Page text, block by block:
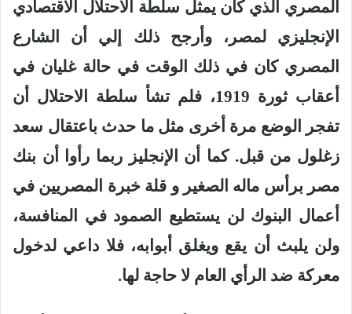
المصري الذي كان يمثل سلطة الاحتلال الاقتصادي
الإنجليزي لمصر، وأرجح ذلك إلي أن الشارع
المصري كان في ذلك الوقت في حالة غليان في
أعقاب ثورة 1919، فلم تشأ سلطة الاحتلال أن
تفجر الوضع مرة أخرى مثل ما حدث باعتقال سعد
زغلول من قبل. كما أن الإنجليز ربما رأوا أن بنك
مصر برأس ماله الصغير و قلة خبرة المصريين في
أعمال البنوك لن يستطيع الصمود في المنافسة،
ولن يلبث أن يقع ويغلق أبوابه، فلا داعي لدخول
معركة ضد الرأي العام لا حاجة لها.